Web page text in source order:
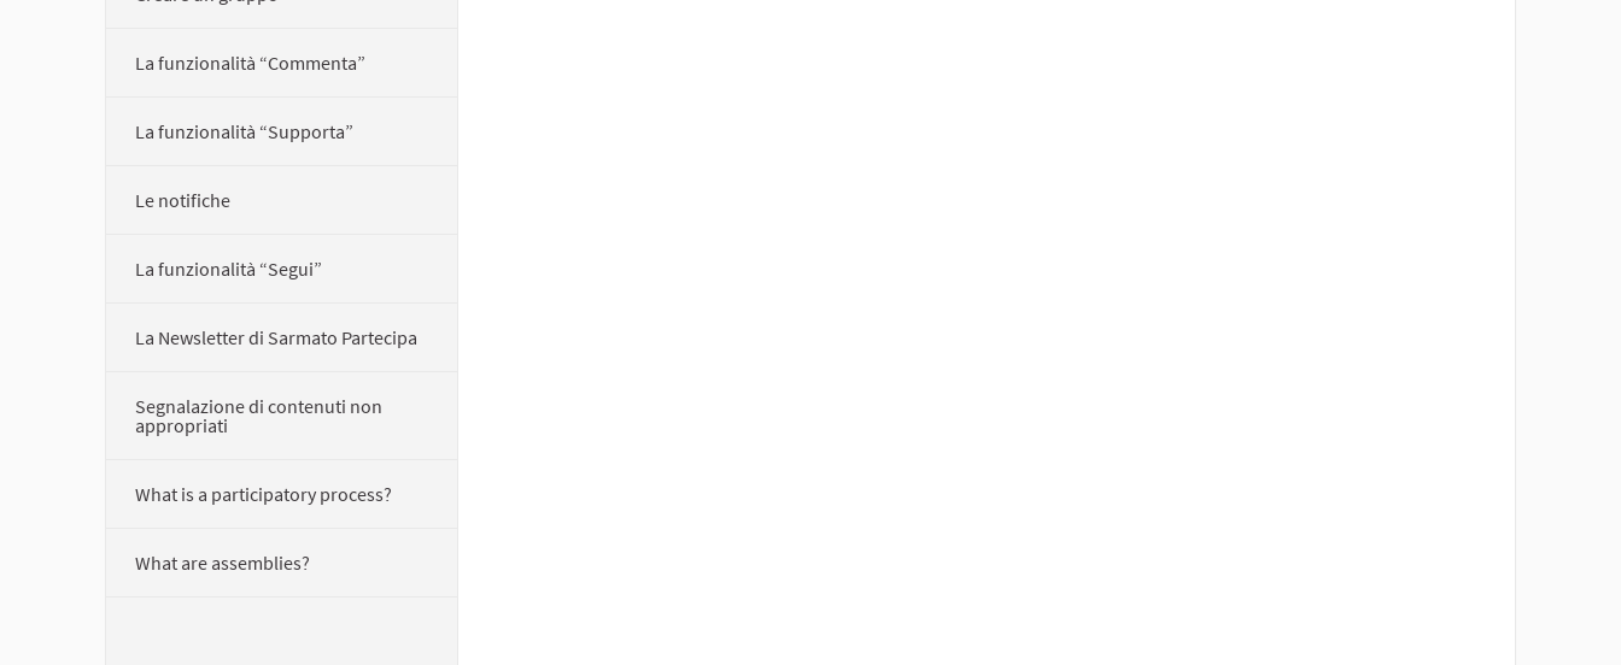
La funzionalità “Commenta”
La funzionalità “Supporta”
Le notifiche
La funzionalità “Segui”
La Newsletter di Sarmato Partecipa
Segnalazione di contenuti non
appropriati
What is a participatory process?
What are assemblies?